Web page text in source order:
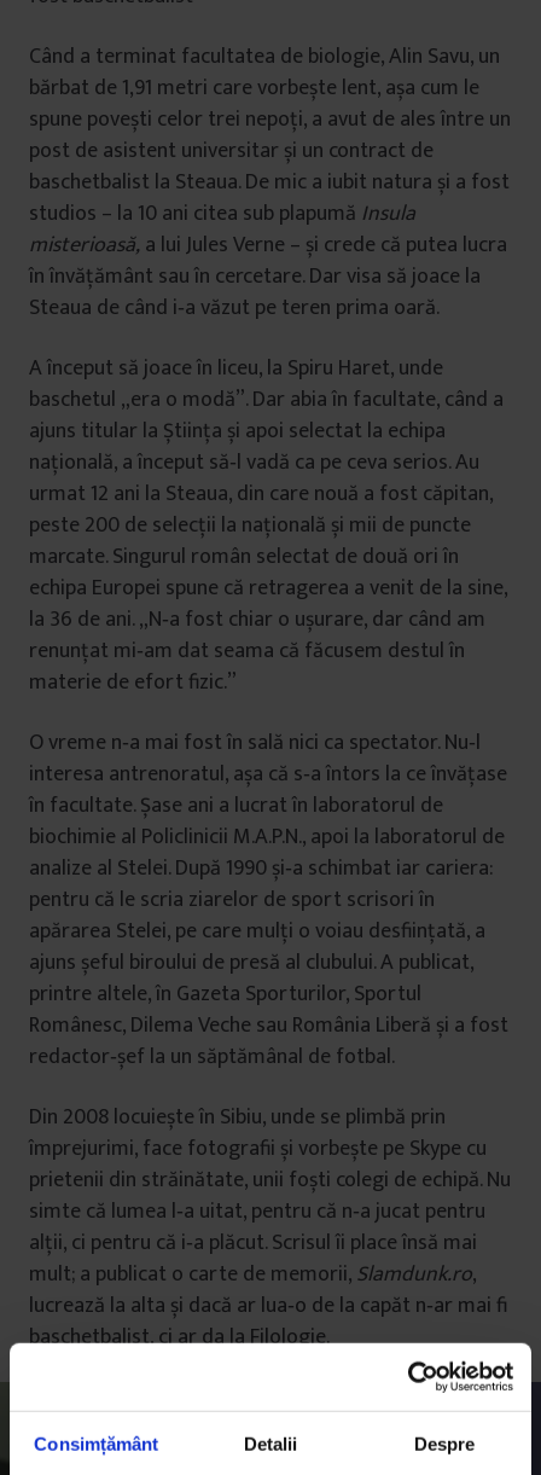
Consimțământ Detalii Despre
Când a terminat facultatea de biologie, Alin Savu, un
bărbat de 1,91 metri care vorbește lent, așa cum le
spune povești celor trei nepoţi, a avut de ales între un
post de asistent universitar și un contract de
baschetbalist la Steaua. De mic a iubit natura și a fost
studios – la 10 ani citea sub plapumă Insula
misterioasă, a lui Jules Verne – și crede că putea lucra
în învăţământ sau în cercetare. Dar visa să joace la
Steaua de când i‑a văzut pe teren prima oară.
A început să joace în liceu, la Spiru Haret, unde
baschetul „era o modă”. Dar abia în facultate, când a
ajuns titular la Știinţa și apoi selectat la echipa
naţională, a început să‑l vadă ca pe ceva serios. Au
urmat 12 ani la Steaua, din care nouă a fost căpitan,
peste 200 de selecţii la naţională și mii de puncte
marcate. Singurul român selectat de două ori în
echipa Europei spune că retragerea a venit de la sine,
la 36 de ani. „N‑a fost chiar o ușurare, dar când am
renunţat mi‑am dat seama că făcusem destul în
materie de efort fizic.”
O vreme n‑a mai fost în sală nici ca spectator. Nu‑l
interesa antrenoratul, așa că s‑a întors la ce învăţase
în facultate. Șase ani a lucrat în laboratorul de
biochimie al Policlinicii M.A.P.N., apoi la laboratorul de
analize al Stelei. După 1990 și‑a schimbat iar cariera:
pentru că le scria ziarelor de sport scrisori în
apărarea Stelei, pe care mulţi o voiau desfiinţată, a
ajuns șeful biroului de presă al clubului. A publicat,
printre altele, în Gazeta Sporturilor, Sportul
Românesc, Dilema Veche sau România Liberă și a fost
redactor‑șef la un săptămânal de fotbal.
Din 2008 locuiește în Sibiu, unde se plimbă prin
împrejurimi, face fotografii și vorbește pe Skype cu
prietenii din străinătate, unii foști colegi de echipă. Nu
simte că lumea l‑a uitat, pentru că n‑a jucat pentru
alţii, ci pentru că i‑a plăcut. Scrisul îi place însă mai
mult; a publicat o carte de memorii,Slamdunk.ro,
lucrează la alta și dacă ar lua‑o de la capăt n‑ar mai fi
baschetbalist, ci ar da la Filologie.